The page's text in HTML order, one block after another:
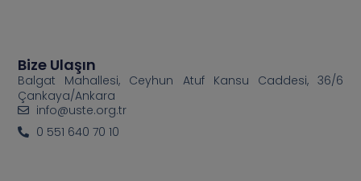
Bize Ulaşın
Balgat Mahallesi, Ceyhun Atuf Kansu Caddesi, 36/6
Çankaya/Ankara
info@uste.org.tr
0 551 640 70 10